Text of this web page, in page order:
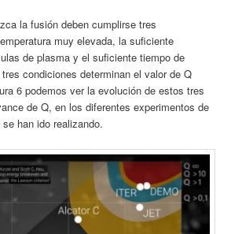
la fusión deben cumplirse tres
muy elevada, la suficiente
de plasma y el suficiente tiempo de
condiciones determinan el valor de Q
6 podemos ver la evolución de estos tres
de Q, en los diferentes experimentos de
han ido realizando.